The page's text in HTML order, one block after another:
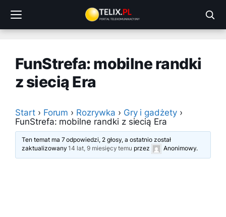
treści
FunStrefa: mobilne randki
z siecią Era
Start › Forum › Rozrywka › Gry i gadżety ›
FunStrefa: mobilne randki z siecią Era
Ten temat ma 7 odpowiedzi, 2 głosy, a ostatnio został
zaktualizowany14 lat, 9 miesięcy temu przez Anonimowy.